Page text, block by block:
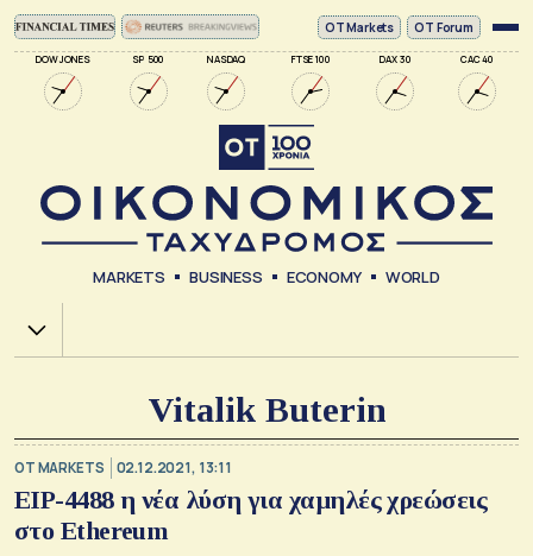
DOW JONES SP 500 NASDAQ FTSE 100 DAX 30 CAC 40
ΟΤ Markets OT Forum
MARKETS BUSINESS ECONOMY WORLD
Χ.Α.
Vitalik Buterin
OT MARKETS 02.12.2021, 13:11
EIP-4488 η νέα λύση για χαμηλές χρεώσεις
στο Ethereum